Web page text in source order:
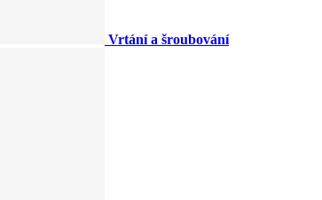
Vrtání a šroubování